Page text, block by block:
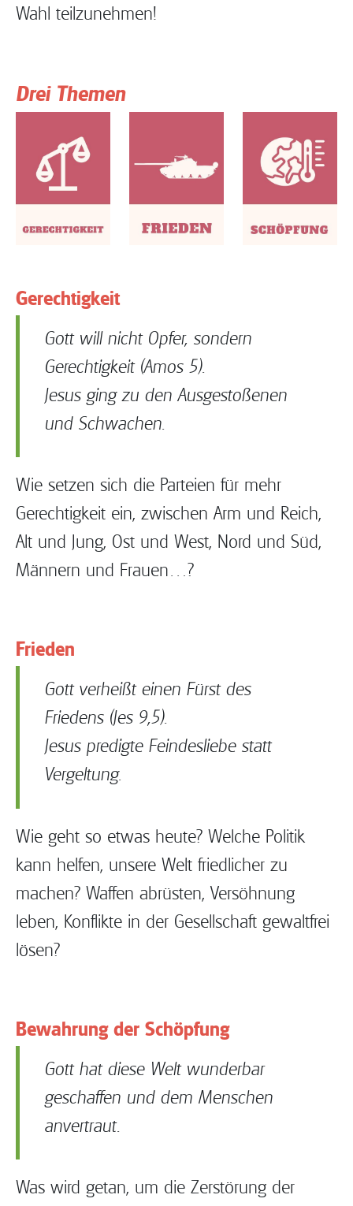
Wahl teilzunehmen!
Drei Themen
Gerechtigkeit
Gott will nicht Opfer, sondern
Gerechtigkeit (Amos 5).
Jesus ging zu den Ausgestoßenen
und Schwachen.
Wie setzen sich die Parteien für mehr
Gerechtigkeit ein, zwischen Arm und Reich,
Alt und Jung, Ost und West, Nord und Süd,
Männern und Frauen…?
Frieden
Gott verheißt einen Fürst des
Friedens (Jes 9,5).
Jesus predigte Feindesliebe statt
Vergeltung.
Wie geht so etwas heute? Welche Politik
kann helfen, unsere Welt friedlicher zu
machen? Waffen abrüsten, Versöhnung
leben, Konflikte in der Gesellschaft gewaltfrei
lösen?
Bewahrung der Schöpfung
Gott hat diese Welt wunderbar
geschaffen und dem Menschen
anvertraut.
Was wird getan, um die Zerstörung der